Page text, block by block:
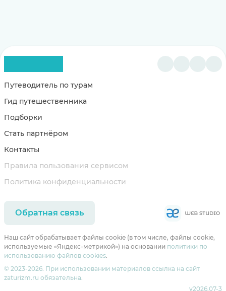
Путеводитель по турам
Гид путешественника
Подборки
Стать партнёром
Контакты
Правила пользования сервисом
Политика конфиденциальности
Обратная связь
Наш сайт обрабатывает файлы cookie (в том числе, файлы cookie,
используемые «Яндекс-метрикой») на основании политики по
использованию файлов cookies.
© 2023-2026. При использовании материалов ссылка на сайт
zaturizm.ru обязательна.
v2026.07-3